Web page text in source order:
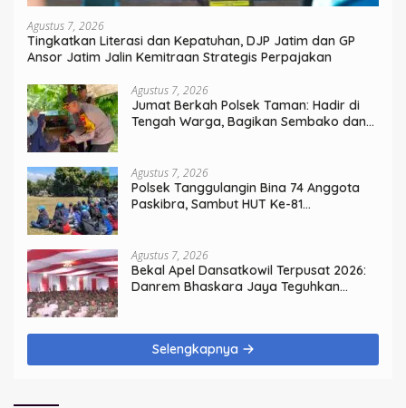
Agustus 7, 2026
Tingkatkan Literasi dan Kepatuhan, DJP Jatim dan GP
Ansor Jatim Jalin Kemitraan Strategis Perpajakan
Agustus 7, 2026
Jumat Berkah Polsek Taman: Hadir di
Tengah Warga, Bagikan Sembako dan
Agustus 7, 2026
Polsek Tanggulangin Bina 74 Anggota
Paskibra, Sambut HUT Ke-81
Agustus 7, 2026
Bekal Apel Dansatkowil Terpusat 2026:
Danrem Bhaskara Jaya Teguhkan
Selengkapnya